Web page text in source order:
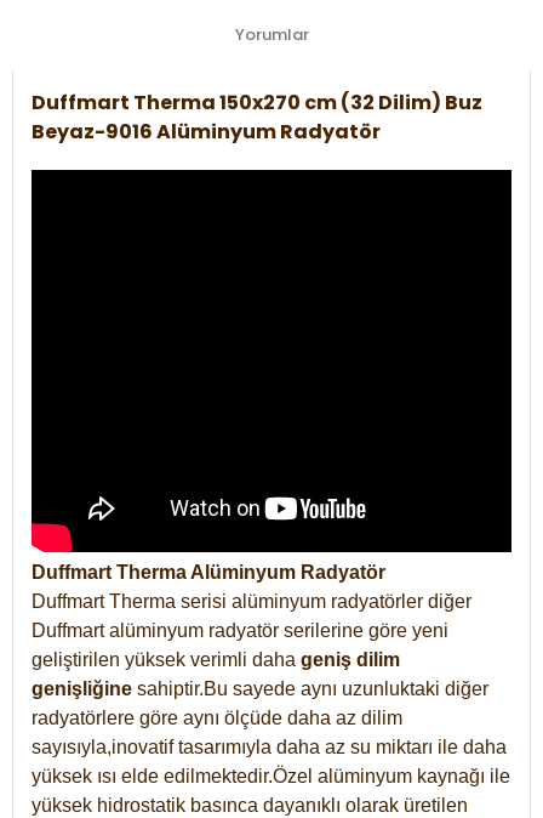
Yorumlar
Duffmart Therma 150x270 cm (32 Dilim) Buz
Beyaz-9016 Alüminyum Radyatör
Duffmart Therma Alüminyum Radyatör
Duffmart Therma serisi alüminyum radyatörler diğer
Duffmart alüminyum radyatör serilerine göre yeni
geliştirilen yüksek verimli daha geniş dilim
genişliğine sahiptir.Bu sayede aynı uzunluktaki diğer
radyatörlere göre aynı ölçüde daha az dilim
sayısıyla,inovatif tasarımıyla daha az su miktarı ile daha
yüksek ısı elde edilmektedir.Özel alüminyum kaynağı ile
yüksek hidrostatik basınca dayanıklı olarak üretilen